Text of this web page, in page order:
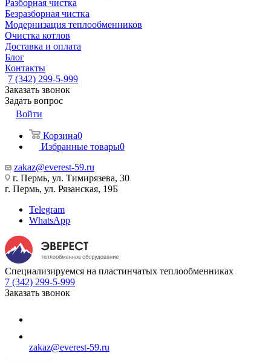
Разборная чистка
Безразборная чистка
Модернизация теплообменников
Очистка котлов
Доставка и оплата
Блог
Контакты
7 (342) 299-5-999
Заказать звонок
Задать вопрос
Войти
Корзина0
Избранные товары0
zakaz@everest-59.ru
г. Пермь, ул. Тимирязева, 30
г. Пермь, ул. Рязанская, 19Б
Telegram
WhatsApp
Специализируемся на пластинчатых теплообменниках
7 (342) 299-5-999
Заказать звонок
zakaz@everest-59.ru